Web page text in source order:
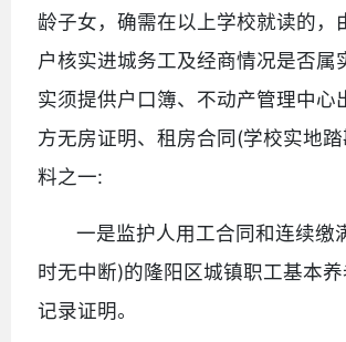
龄子女，确需在以上学校就读的，
户核实进城务工及经商情况是否属
实须提供户口簿、不动产管理中心
方无房证明、租房合同(学校实地
料之一:
一是监护人用工合同和连续缴
时无中断)的隆阳区城镇职工基本
记录证明。